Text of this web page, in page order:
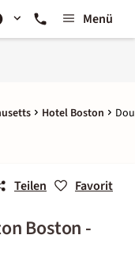
Menü
Hotel Boston
Teilen Favorit
Boston -